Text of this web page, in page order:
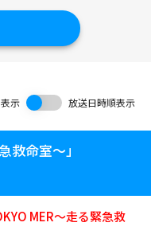
示 放送日時順表示
救命室～」
MER～走る緊急救